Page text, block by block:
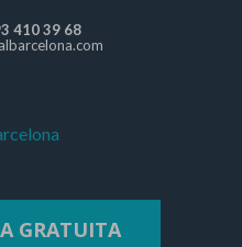
410 39 68
GRATUITA